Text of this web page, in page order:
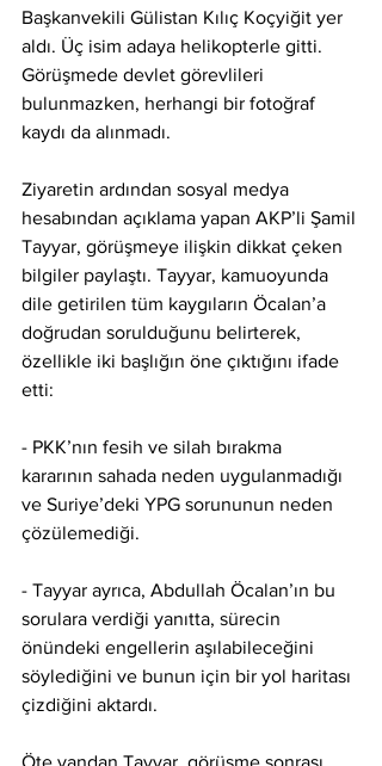
Başkanvekili Gülistan Kılıç Koçyiğit yer
aldı. Üç isim adaya helikopterle gitti.
Görüşmede devlet görevlileri
bulunmazken, herhangi bir fotoğraf
kaydı da alınmadı.
Ziyaretin ardından sosyal medya
hesabından açıklama yapan AKP’li Şamil
Tayyar, görüşmeye ilişkin dikkat çeken
bilgiler paylaştı. Tayyar, kamuoyunda
dile getirilen tüm kaygıların Öcalan’a
doğrudan sorulduğunu belirterek,
özellikle iki başlığın öne çıktığını ifade
etti:
- PKK’nın fesih ve silah bırakma
kararının sahada neden uygulanmadığı
ve Suriye’deki YPG sorununun neden
çözülemediği.
- Tayyar ayrıca, Abdullah Öcalan’ın bu
sorulara verdiği yanıtta, sürecin
önündeki engellerin aşılabileceğini
söylediğini ve bunun için bir yol haritası
çizdiğini aktardı.
Öte yandan Tayyar, görüşme sonrası